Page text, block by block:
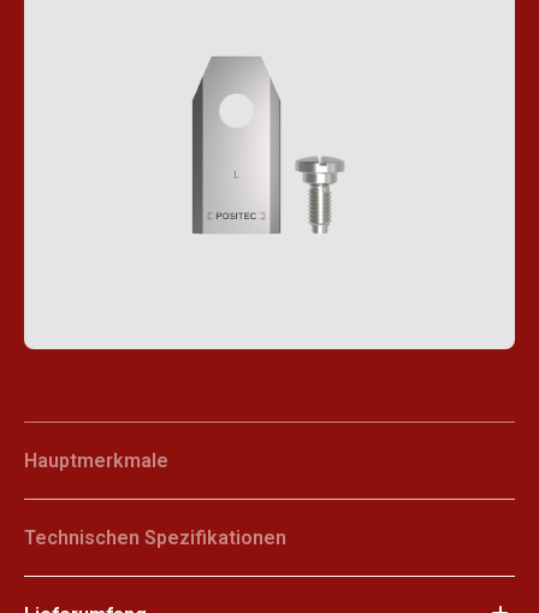
Hauptmerkmale
Technischen Spezifikationen